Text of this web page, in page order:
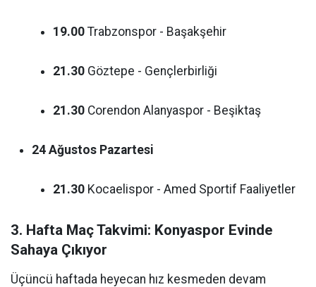
19.00 Trabzonspor - Başakşehir
21.30 Göztepe - Gençlerbirliği
21.30 Corendon Alanyaspor - Beşiktaş
24 Ağustos Pazartesi
21.30 Kocaelispor - Amed Sportif Faaliyetler
3. Hafta Maç Takvimi: Konyaspor Evinde
Sahaya Çıkıyor
Üçüncü haftada heyecan hız kesmeden devam